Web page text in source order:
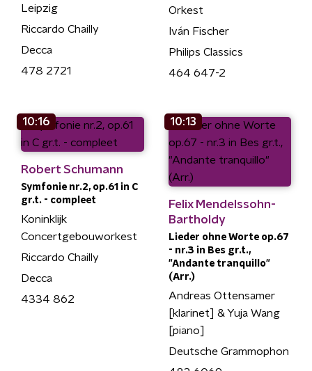
Leipzig
Riccardo Chailly
Decca
478 2721
Orkest
Iván Fischer
Philips Classics
464 647-2
10:16
Robert Schumann
Symfonie nr.2, op.61 in C
gr.t. - compleet
Koninklijk
Concertgebouworkest
Riccardo Chailly
Decca
4334 862
10:13
Felix Mendelssohn-
Bartholdy
Lieder ohne Worte op.67
- nr.3 in Bes gr.t.,
"Andante tranquillo"
(Arr.)
Andreas Ottensamer
[klarinet] & Yuja Wang
[piano]
Deutsche Grammophon